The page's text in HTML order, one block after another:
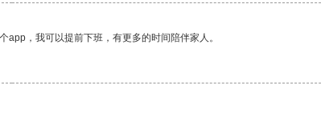
，我可以提前下班，有更多的时间陪伴家人。